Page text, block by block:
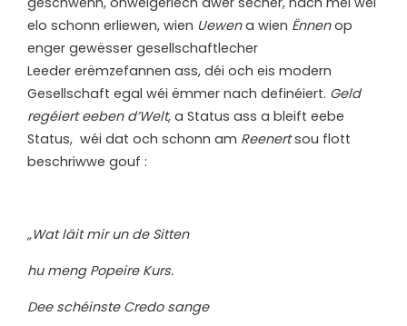
elo schonn erliewen, wien Uewena wien Ënnenop
enger gewësser gesellschaftlecher
Leeder erëmzefannen ass, déi och eis modern
Gesellschaft egal wéi ëmmer nach definéiert. Geld
regéiert eeben d’Welt, a Status ass a bleift eebe
Status, wéi dat och schonn am Reenertsou flott
beschriwwe gouf :
„Wat läit mir un de Sitten
hu meng Popeire Kurs.
Dee schéinste Credo sange